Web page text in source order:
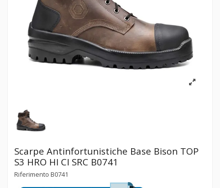
Scarpe Antinfortunistiche Base Bison TOP
S3 HRO HI CI SRC B0741
Riferimento B0741